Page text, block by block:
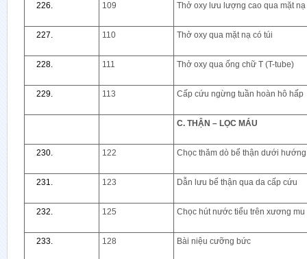
109 Thở oxy lưu lượng cao qua mặt
110 Thở oxy qua mặt nạ có túi
111 Thở oxy qua ống chữ T (T-tube)
113 Cấp cứu ngừng tuần hoàn hô hấp
C. THẬN – LỌC MÁU
122 Chọc thăm dò bể thận dưới
123 Dẫn lưu bể thận qua da cấp cứu
125 Chọc hút nước tiểu trên xương mu
128 Bài niệu cưỡng bức